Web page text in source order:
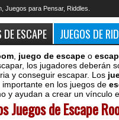
Juegos para Pensar, Riddles.
DE ESCAPE JUEGOS DE
juego de escape o
los jugadores deberán
y conseguir escapar. Los
importante en los juegos de
y ayudan a crear un vínculo
Juegos de Escape